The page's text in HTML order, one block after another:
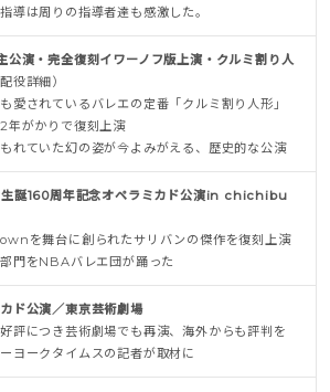
導は周りの指導者達も感激した。
公演・完全復刻イワーノフ版上演・クルミ割り人
配役詳細）
愛されているバレエの定番「クルミ割り人形」
年がかりで復刻上演
れていた幻の姿が今よみがえる、歴史的な公演
生誕160周年記念オペラミカド公演in chichibu
を舞台に創られたサリバンの傑作を復刻上演
門をNBAバレエ団が踊った
ド公演／東京芸術劇場
評につき芸術劇場でも再演、海外からも評判を
ヨークタイムスの記者が取材に